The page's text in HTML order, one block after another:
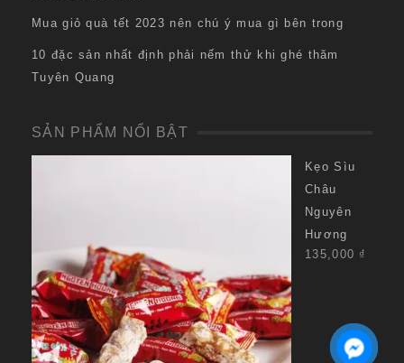
Mua giỏ quà tết 2023 nên chú ý mua gì bên trong
10 đặc sản nhất định phải nếm thử khi ghé thăm
Tuyên Quang
SẢN PHẨM NỔI BẬT
Kẹo Sìu
Châu
Nguyên
Hương
135,000 ₫